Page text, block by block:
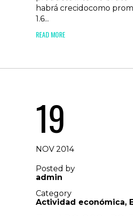
habrá crecidocomo
1.6...
READ MORE
19
NOV 2014
Posted by
admin
Category
Actividad económica,